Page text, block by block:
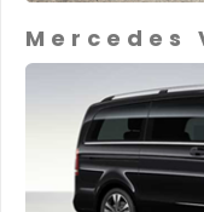
Mercedes